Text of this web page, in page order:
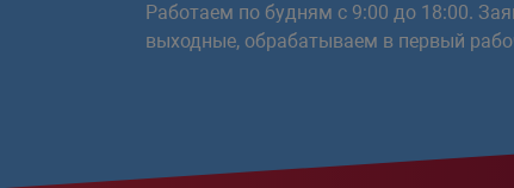
Работаем по будням с 9:00 до 18:00.
выходные, обрабатываем в первый